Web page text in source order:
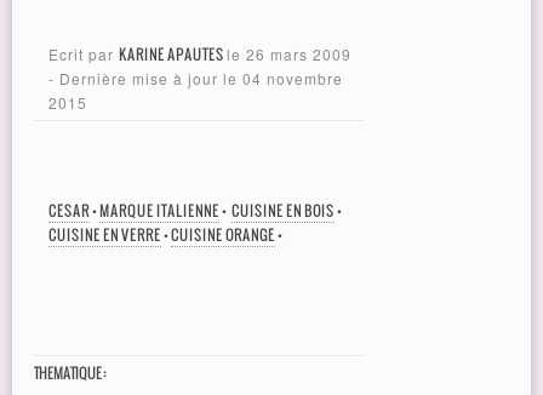
Ecrit par KARINE APAUTES le 26 mars 2009
- Dernière mise à jour le 04 novembre
2015
CESAR•MARQUE ITALIENNE• CUISINE EN BOIS•
CUISINE EN VERRE•CUISINE ORANGE•
THEMATIQUE :